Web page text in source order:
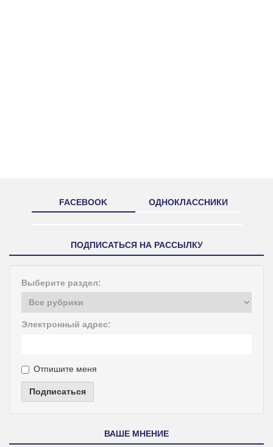
FACEBOOK ОДНОКЛАССНИКИ
ПОДПИСАТЬСЯ НА РАССЫЛКУ
Выберите раздел:
Электронный адрес:
Отпишите меня
Подписаться
ВАШЕ МНЕНИЕ